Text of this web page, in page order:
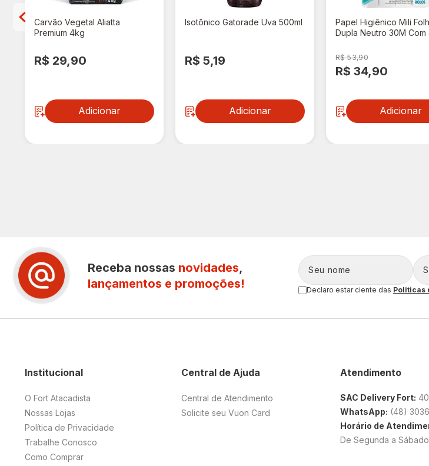
Carvão Vegetal Aliatta
Premium 4kg
R$ 29,90
Adicionar
Isotônico Gatorade Uva 500ml
R$ 5,19
Adicionar
Papel Higiênico Mili
Dupla Neutro 30M Com
R$ 53,90
R$ 34,90
Adicionar
Receba nossas novidades,
lançamentos e promoções!
Declaro estar ciente das Politicas
Central de Ajuda
Central de Atendimento
Solicite seu Vuon Card
Institucional
O Fort Atacadista
Nossas Lojas
Política de Privacidade
Trabalhe Conosco
Como Comprar
Atendimento
SAC Delivery Fort:
WhatsApp: (48)
Horário de
De Segunda a